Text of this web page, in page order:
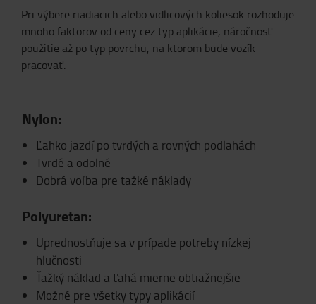
Pri výbere riadiacich alebo vidlicových koliesok rozhoduje
mnoho faktorov od ceny cez typ aplikácie, náročnosť
použitie až po typ povrchu, na ktorom bude vozík
pracovať.
Nylon:
Ľahko jazdí po tvrdých a rovných podlahách
Tvrdé a odolné
Dobrá voľba pre tažké náklady
Polyuretan:
Uprednostňuje sa v prípade potreby nízkej
hlučnosti
Ťažký náklad a ťahá mierne obtiažnejšie
Možné pre všetky typy aplikácií